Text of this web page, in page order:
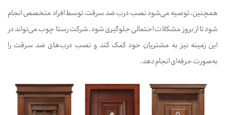
همچنین، توصیه می‌شود نصب درب ضد سرقت توسط افراد متخصص انجام
شود تا از بروز مشکلات احتمالی جلوگیری شود. شرکت رستا چوب می‌تواند در
این زمینه نیز به مشتریان خود کمک کند و نصب درب‌های ضد سرقت را
به‌صورت حرفه‌ای انجام دهد.